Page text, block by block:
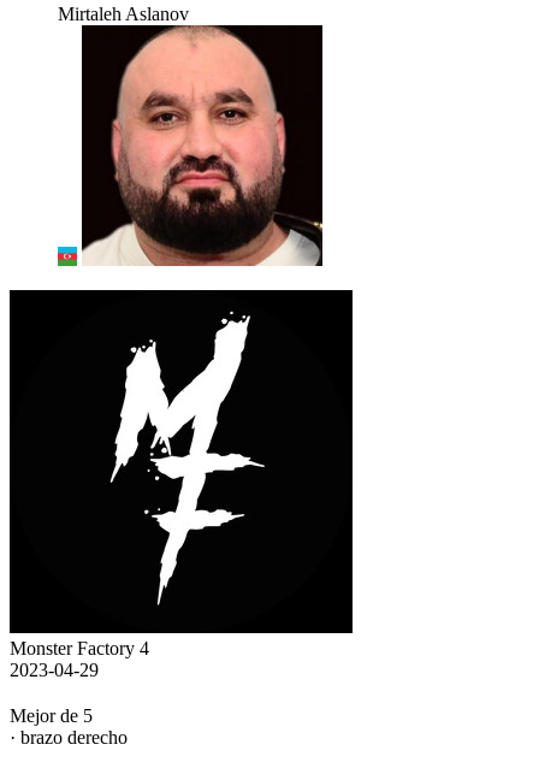
Mirtaleh Aslanov
Monster Factory 4
2023-04-29
Mejor de 5
· brazo derecho